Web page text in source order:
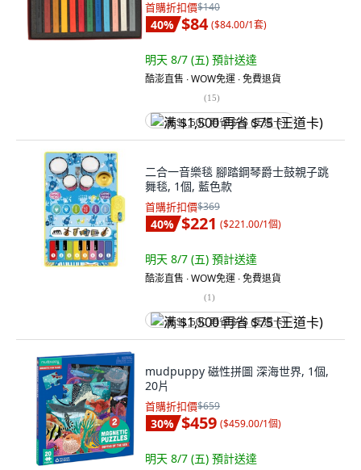
首購折扣價$140
40% $84 ($84.00/1套)
明天 8/7 (五) 預計送達
酷澎直售 ∙ WOW免運 ∙ 免費退貨
(15)
满 $1,500 再省 $75 (王道卡)
二合一音樂毯 腳踏鋼琴爵士鼓親子跳
舞毯, 1個, 藍色款
首購折扣價$369
40% $221 ($221.00/1個)
明天 8/7 (五) 預計送達
酷澎直售 ∙ WOW免運 ∙ 免費退貨
(1)
满 $1,500 再省 $75 (王道卡)
mudpuppy 磁性拼圖 深海世界, 1個,
20片
首購折扣價$659
30% $459 ($459.00/1個)
明天 8/7 (五) 預計送達